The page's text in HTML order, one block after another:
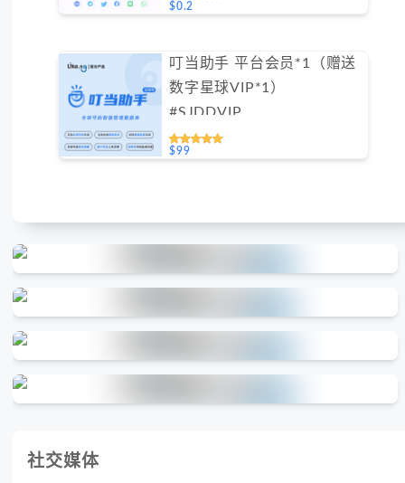
$0.2
叮当助手 平台会员*1（赠送
数字星球VIP*1）
#SJDDVIP
$99
社交媒体